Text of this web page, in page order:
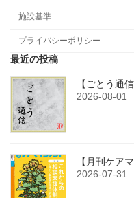
施設基準
プライバシーポリシー
最近の投稿
【ごとう通
2026-08-01
【月刊ケア
2026-07-31